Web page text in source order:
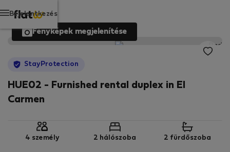
Bejelentkezés
Fényképek megjelenítése
StayProtection
HUE02 - Furnished rental duplex in El
Carmen
4 személy 2 hálószoba 2 fürdőszoba